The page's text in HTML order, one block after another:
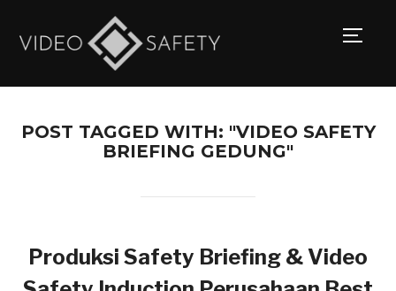
POST TAGGED WITH: "VIDEO SAFETY
BRIEFING GEDUNG"
Produksi Safety Briefing & Video